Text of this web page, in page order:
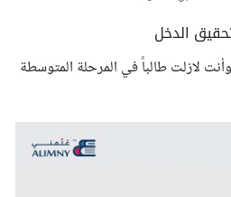
لازلت طالباً في المرحلة المتوسطة